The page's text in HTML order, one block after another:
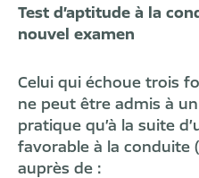
Test d’aptitude à la
nouvel examen
Celui qui échoue trois
ne peut être admis à
pratique qu’à la suite
favorable à la conduite
auprès de :